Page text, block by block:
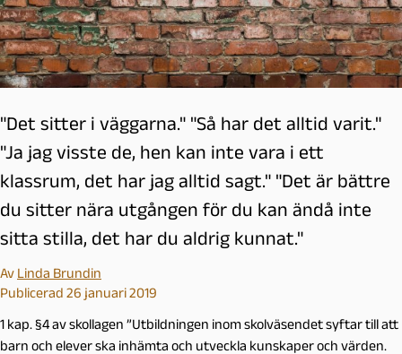
"Det sitter i väggarna." "Så har det alltid varit."
"Ja jag visste de, hen kan inte vara i ett
klassrum, det har jag alltid sagt." "Det är bättre
du sitter nära utgången för du kan ändå inte
sitta stilla, det har du aldrig kunnat."
Av Linda Brundin
Publicerad 26 januari 2019
1 kap. §4 av skollagen ”Utbildningen inom skolväsendet syftar till att
barn och elever ska inhämta och utveckla kunskaper och värden.